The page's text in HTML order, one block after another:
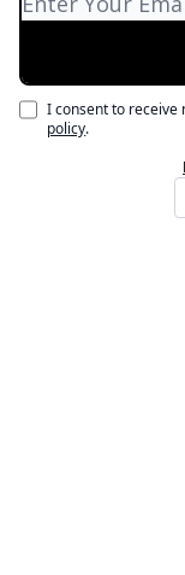
I consent to receive
policy.